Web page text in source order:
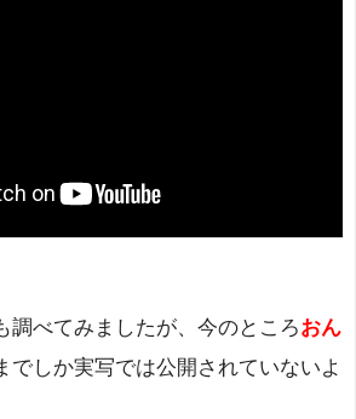
調べてみましたが、今のところおん
でしか実写では公開されていないよ